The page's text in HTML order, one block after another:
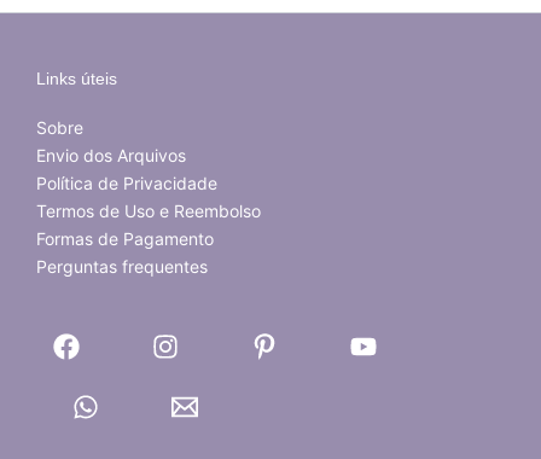
Links úteis
Sobre
Envio dos Arquivos
Política de Privacidade
Termos de Uso e Reembolso
Formas de Pagamento
Perguntas frequentes